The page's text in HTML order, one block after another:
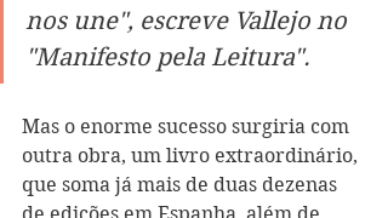
nos une", escreve Vallejo no
"Manifesto pela Leitura".
Mas o enorme sucesso surgiria com
outra obra, um livro extraordinário,
que soma já mais de duas dezenas